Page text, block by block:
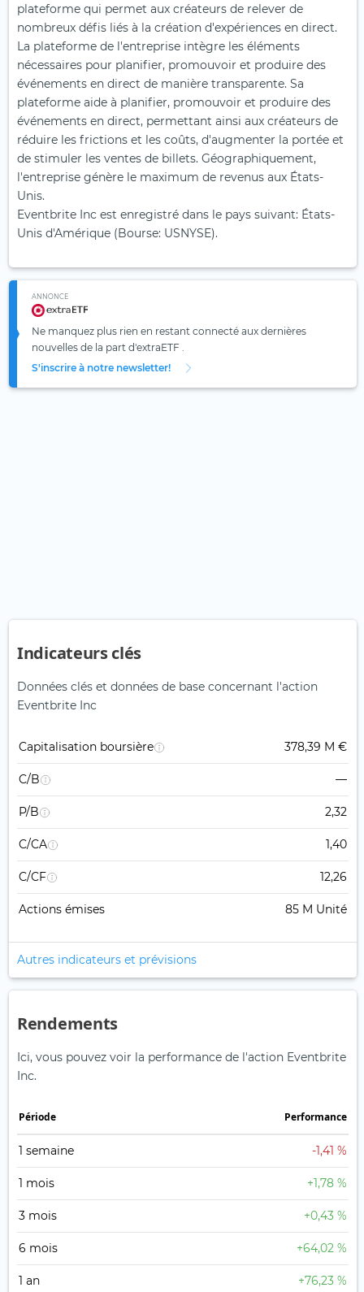
plateforme qui permet aux créateurs de relever de
nombreux défis liés à la création d'expériences en direct.
La plateforme de l'entreprise intègre les éléments
nécessaires pour planifier, promouvoir et produire des
événements en direct de manière transparente. Sa
plateforme aide à planifier, promouvoir et produire des
événements en direct, permettant ainsi aux créateurs de
réduire les frictions et les coûts, d'augmenter la portée et
de stimuler les ventes de billets. Géographiquement,
l'entreprise génère le maximum de revenus aux États-
Unis.
Eventbrite Inc est enregistré dans le pays suivant: États-
Unis d'Amérique (Bourse: USNYSE).
ANNONCE
Ne manquez plus rien en restant connecté aux dernières
nouvelles de la part d'extraETF .
S'inscrire à notre newsletter!
Indicateurs clés
Données clés et données de base concernant l'action
Eventbrite Inc
Capitalisation boursière 378,39 M €
C/B —
P/B 2,32
C/CA 1,40
C/CF 12,26
Actions émises 85 M Unité
Autres indicateurs et prévisions
Rendements
Ici, vous pouvez voir la performance de l'action Eventbrite
Inc.
Période Performance
1 semaine -1,41 %
1 mois +1,78 %
3 mois +0,43 %
6 mois +64,02 %
1 an +76,23 %